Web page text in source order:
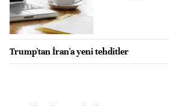
Trump'tan İran'a yeni tehditler